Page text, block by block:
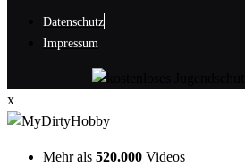
Datenschutz
Impressum
x
Mehr als 520.000 Videos